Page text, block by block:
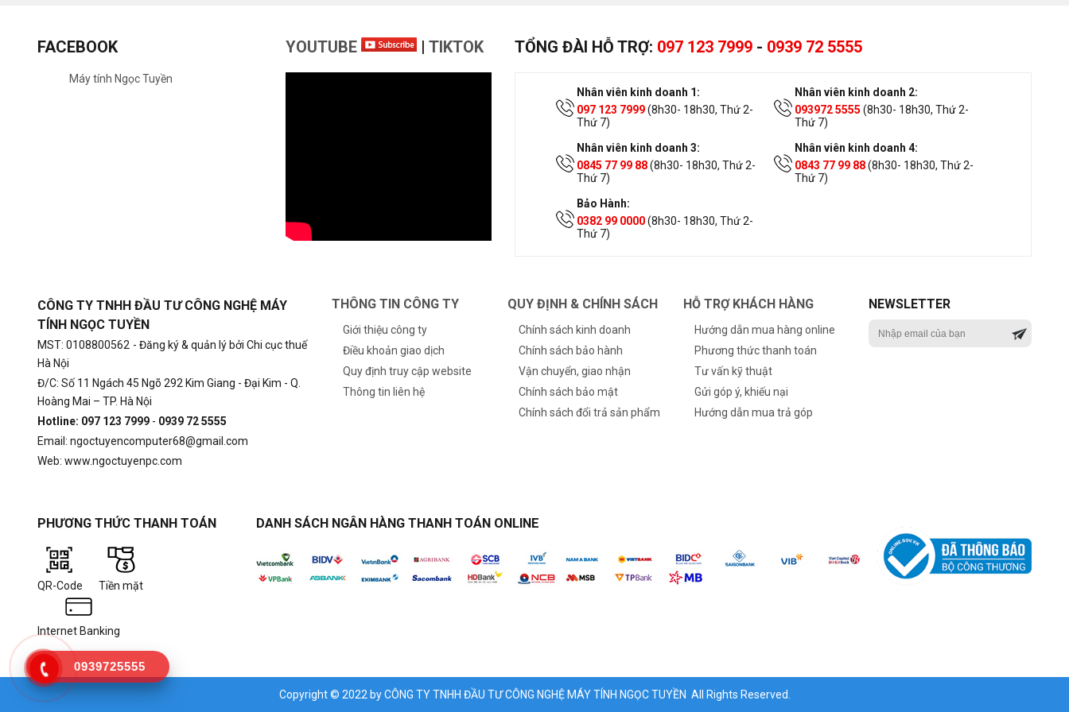
FACEBOOK
Máy tính Ngọc Tuyền
YOUTUBE | TIKTOK TỔNG ĐÀI HỖ TRỢ: 097 123 7999 - 0939 72 5555
Nhân viên kinh doanh 1:
097 123 7999(8h30- 18h30, Thứ 2-
Thứ 7)
Nhân viên kinh doanh 2:
093972 5555 (8h30- 18h30, Thứ 2-
Thứ 7)
Nhân viên kinh doanh 3:
0845 77 99 88(8h30- 18h30, Thứ 2-
Thứ 7)
Nhân viên kinh doanh 4:
0843 77 99 88(8h30- 18h30, Thứ 2-
Thứ 7)
Bảo Hành:
0382 99 0000(8h30- 18h30, Thứ 2-
Thứ 7)
CÔNG TY TNHH ĐẦU TƯ CÔNG NGHỆ MÁY
TÍNH NGỌC TUYỀN
MST: 0108800562 - Đăng ký & quản lý bởi Chi cục thuế
Hà Nội
Đ/C: Số 11 Ngách 45 Ngõ 292 Kim Giang - Đại Kim - Q.
Hoàng Mai – TP. Hà Nội
Hotline: 097 123 7999 - 0939 72 5555
Email: ngoctuyencomputer68@gmail.com
Web: www.ngoctuyenpc.com
THÔNG TIN CÔNG TY
Giới thiệu công ty
Điều khoản giao dịch
Quy định truy cập website
Thông tin liên hệ
QUY ĐỊNH & CHÍNH SÁCH
Chính sách kinh doanh
Chính sách bảo hành
Vận chuyển, giao nhận
Chính sách bảo mật
Chính sách đổi trả sản phẩm
HỖ TRỢ KHÁCH HÀNG
Hướng dẫn mua hàng online
Phương thức thanh toán
Tư vấn kỹ thuật
Gửi góp ý, khiếu nại
Hướng dẫn mua trả góp
NEWSLETTER
PHƯƠNG THỨC THANH TOÁN
QR-Code Tiền mặt
Internet Banking
DANH SÁCH NGÂN HÀNG THANH TOÁN ONLINE
Copyright © 2022 by CÔNG TY TNHH ĐẦU TƯ CÔNG NGHỆ MÁY TÍNH NGỌC TUYỀN All Rights Reserved.
0939725555